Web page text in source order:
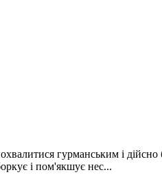
гурманським і дійсно
і пом'якшує нес...